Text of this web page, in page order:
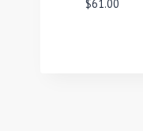
$61.00